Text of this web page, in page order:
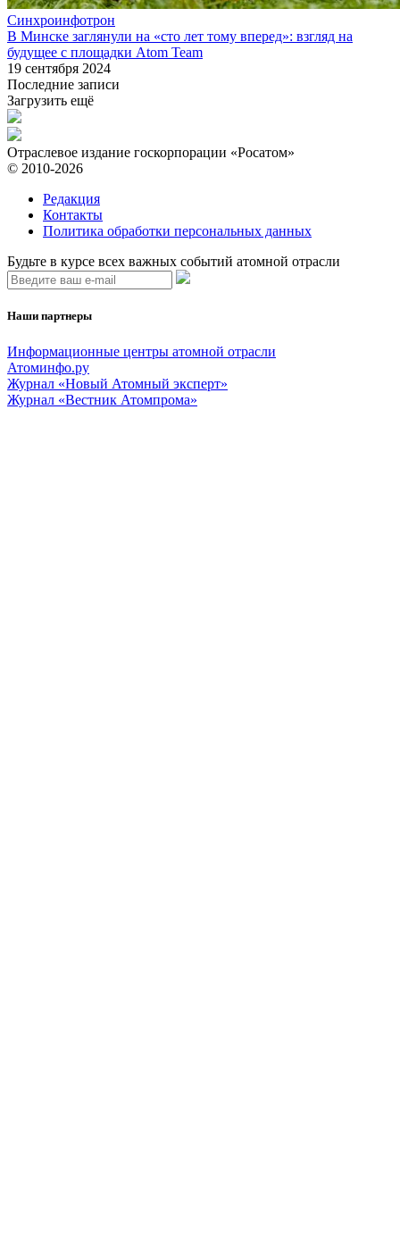
Синхроинфотрон
В Минске заглянули на «сто лет тому вперед»: взгляд на
будущее с площадки Atom Team
19 сентября 2024
Последние записи
Загрузить ещё
Отраслевое издание госкорпорации «Росатом»
© 2010-2026
Редакция
Контакты
Политика обработки персональных данных
Будьте в курсе всех важных событий атомной отрасли
Наши партнеры
Информационные центры атомной отрасли
Атоминфо.ру
Журнал «Новый Атомный эксперт»
Журнал «Вестник Атомпрома»